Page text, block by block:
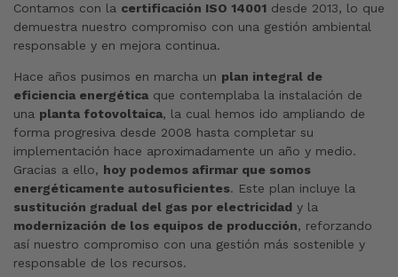
Contamos con la certificación ISO 14001 desde 2013, lo que
demuestra nuestro compromiso con una gestión ambiental
responsable y en mejora continua.
Hace años pusimos en marcha un plan integral de
eficiencia energética que contemplaba la instalación de
una planta fotovoltaica, la cual hemos ido ampliando de
forma progresiva desde 2008 hasta completar su
implementación hace aproximadamente un año y medio.
Gracias a ello, hoy podemos afirmar que somos
energéticamente autosuficientes. Este plan incluye la
sustitución gradual del gas por electricidad y la
modernización de los equipos de producción, reforzando
así nuestro compromiso con una gestión más sostenible y
responsable de los recursos.